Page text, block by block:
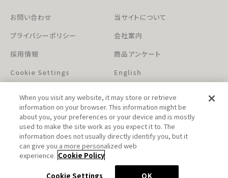
お問い合わせ
当サイトについて
プライバシーポリシー
会社案内
採用情報
商品アンケート
Cookie Settings
English
このホームページに掲載されている著作物の無断利用を禁じます。
© Aniplex Inc. All rights reserved.
When you visit any website, it may store or retrieve
information on your browser. This information might be
about you, your preferences or your device and is mostly
used to make the site work as you expect it to. The
information does not usually directly identify you, but it
can give you a more personalized web
experience. Cookie Policy
Cookie Settings OK